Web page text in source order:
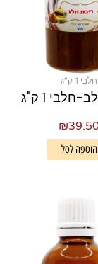
חלבי 1 ק"ג
1 ק"ג
₪
הוספה לסל